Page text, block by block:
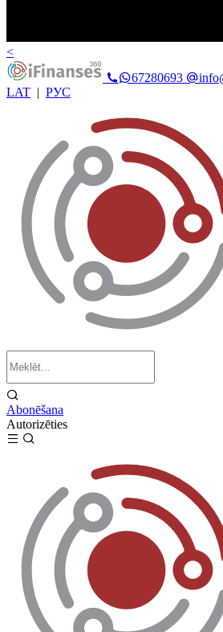
<
67280693
LAT | РУС
Abonēšana
Autorizēties